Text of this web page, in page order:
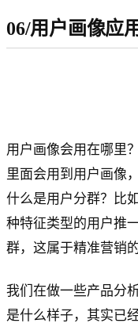
06/用户画像应
用户画像会用在哪里
里面会用到用户画像
什么是用户分群？比
种特征类型的用户推
群，这属于精准营销
我们在做一些产品分
是什么样子，其实已